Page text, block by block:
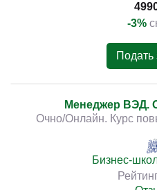
-3%
Подать
Менеджер ВЭД.
Очно/Онлайн. Курс
Бизнес-